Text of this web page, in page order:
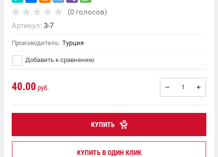
(0 голосов)
Артикул: 3-7
Производитель: Турция
Добавить к сравнению
40.00 руб.
КУПИТЬ
КУПИТЬ В ОДИН КЛИК